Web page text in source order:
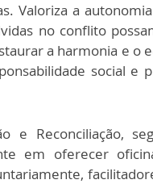
Valoriza a
no conflito
a harmonia e o
social e
e Reconciliação,
em oferecer